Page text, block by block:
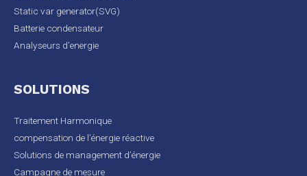
Static var generator(SVG)
Batterie condensateur
Analyseurs d’energie
SOLUTIONS
Traitement Harmonique
compensation de l’énergie réactive
Solutions de management d’énergie
Campagne de mesure